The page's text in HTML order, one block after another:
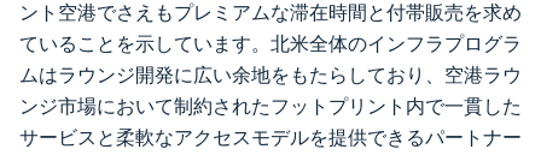
ント空港でさえもプレミアムな滞在時間と付帯販売を求め
ていることを示しています。北米全体のインフラプログラ
ムはラウンジ開発に広い余地をもたらしており、空港ラウ
ンジ市場において制約されたフットプリント内で一貫した
サービスと柔軟なアクセスモデルを提供できるパートナー